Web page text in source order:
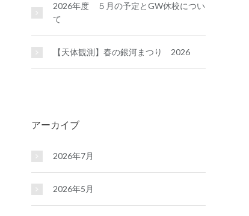
2026年度 ５月の予定とGW休校につい
て
【天体観測】春の銀河まつり 2026
アーカイブ
2026年7月
2026年5月